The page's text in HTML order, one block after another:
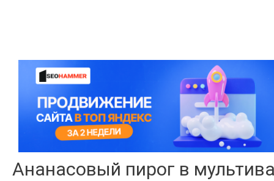
Ананасовый пирог в